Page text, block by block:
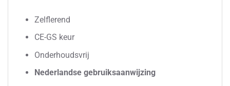
Zelflerend
CE-GS keur
Onderhoudsvrij
Nederlandse gebruiksaanwijzing